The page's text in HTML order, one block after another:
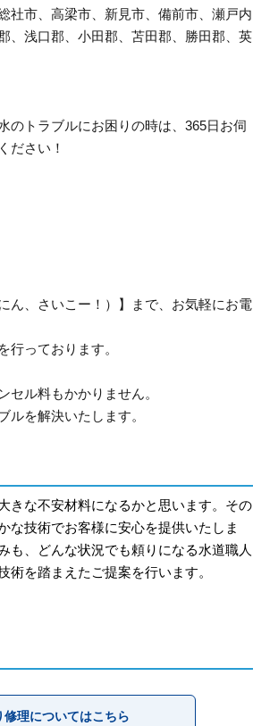
社市、高梁市、新見市、備前市、瀬戸内
、浅口郡、小田郡、苫田郡、勝田郡、英
のトラブルにお困りの時は、365日お伺
ださい！
ん、さいこー！）】まで、お気軽にお電
行っております。
ル料もかかりません。
ルを解決いたします。
きな不安材料になるかと思います。その
な技術でお客様に安心を提供いたしま
も、どんな状況でも頼りになる水道職人
術を踏まえたご提案を行います。
理についてはこちら